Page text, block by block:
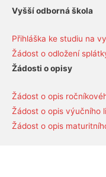
Vyšší odborná škola
Přihláška ke studiu na
Žádost o odložení
Žádosti o opisy
Žádost o opis
Žádost o opis výučního
Žádost o opis